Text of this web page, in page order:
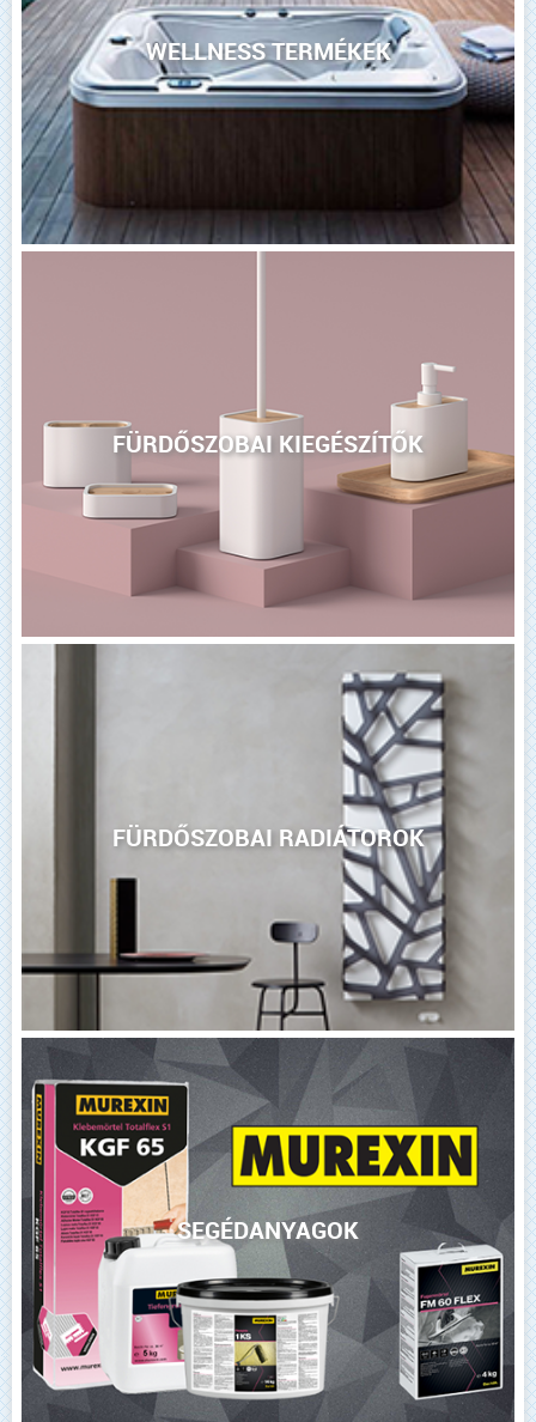
WELLNESS TERMÉKEK
FÜRDŐSZOBAI KIEGÉSZÍTŐK
FÜRDŐSZOBAI RADIÁTOROK
SEGÉDANYAGOK